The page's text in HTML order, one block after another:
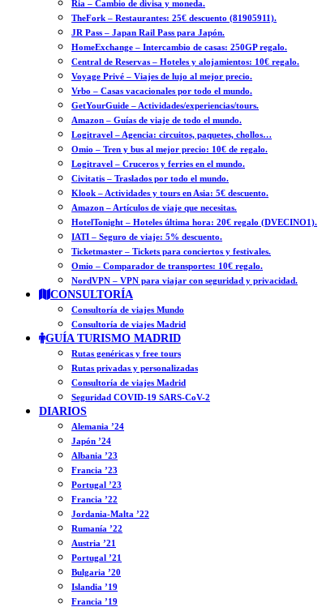
Ria – Cambio de divisa y moneda.
TheFork – Restaurantes: 25€ descuento (81905911).
JR Pass – Japan Rail Pass para Japón.
HomeExchange – Intercambio de casas: 250GP regalo.
Central de Reservas – Hoteles y alojamientos: 10€ regalo.
Voyage Privé – Viajes de lujo al mejor precio.
Vrbo – Casas vacacionales por todo el mundo.
GetYourGuide – Actividades/experiencias/tours.
Amazon – Guías de viaje de todo el mundo.
Logitravel – Agencia: circuitos, paquetes, chollos…
Omio – Tren y bus al mejor precio: 10€ de regalo.
Logitravel – Cruceros y ferries en el mundo.
Civitatis – Traslados por todo el mundo.
Klook – Actividades y tours en Asia: 5€ descuento.
Amazon – Artículos de viaje que necesitas.
HotelTonight – Hoteles última hora: 20€ regalo (DVECINO1).
IATI – Seguro de viaje: 5% descuento.
Ticketmaster – Tickets para conciertos y festivales.
Omio – Comparador de transportes: 10€ regalo.
NordVPN – VPN para viajar con seguridad y privacidad.
CONSULTORÍA
Consultoría de viajes Mundo
Consultoría de viajes Madrid
GUÍA TURISMO MADRID
Rutas genéricas y free tours
Rutas privadas y personalizadas
Consultoría de viajes Madrid
Seguridad COVID-19 SARS-CoV-2
DIARIOS
Alemania ’24
Japón ’24
Albania ’23
Francia ’23
Portugal ’23
Francia ’22
Jordania-Malta ’22
Rumanía ’22
Austria ’21
Portugal ’21
Bulgaria ’20
Islandia ’19
Francia ’19